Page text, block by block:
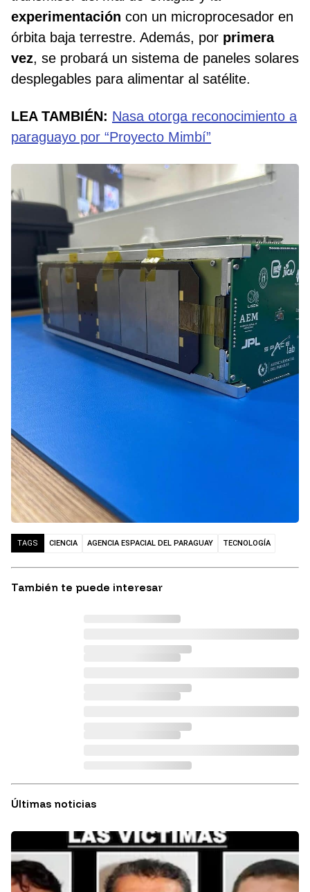
experimentación con un microprocesador en
órbita baja terrestre. Además, por primera
vez, se probará un sistema de paneles solares
desplegables para alimentar al satélite.
LEA TAMBIÉN: Nasa otorga reconocimiento a
paraguayo por “Proyecto Mimbí”
TAGS CIENCIA AGENCIA ESPACIAL DEL PARAGUAY TECNOLOGÍA
También te puede interesar
Últimas noticias